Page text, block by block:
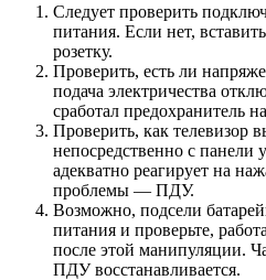
Следует проверить
питания. Если нет,
розетку.
Проверить, есть ли
подача электричества
сработал предохранитель
Проверить, как телевизор
непосредственно с
адекватно реагирует на
проблемы — ПДУ.
Возможно, подсели
питания и проверьте,
после этой манипуляции.
ПДУ восстанавливается.